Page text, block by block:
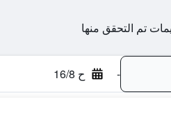
- ح 16/8